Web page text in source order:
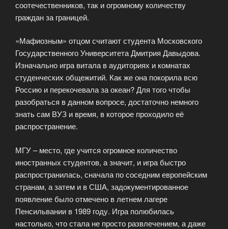
соотечественников, так и огромному количеству
граждан за границей.
«Мафиозным» отцом считают студента Московского
Государственного Университета Дмитрия Давыдова.
Изначально игра витала в аудиториях и комнатах
студенческих общежитий. Как же она покорила всю
Россию и перекочевала за океан? Для того чтобы
разобраться в данном вопросе, достаточно немного
знать сам ВУЗ и время, в которое проходило её
распространение.
МГУ – место, где учится огромное количество
иностранных студентов, а значит, и игра быстро
распространилась, сначала по соседним европейским
странам, а затем и в США, задокументированное
появление было отмечено в летнем лагере
Пенсильвании в 1989 году. Игра полюбилась
настолько, что стала не просто развлечением, а даже